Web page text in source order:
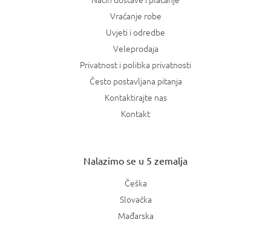
Vraćanje robe
Uvjeti i odredbe
Veleprodaja
Privatnost i politika privatnosti
Često postavljana pitanja
Kontaktirajte nas
Kontakt
Nalazimo se u 5 zemalja
Češka
Slovačka
Mađarska